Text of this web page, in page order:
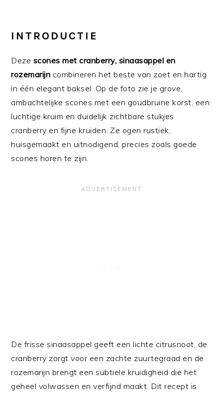
INTRODUCTIE
Deze scones met cranberry, sinaasappel en
rozemarijn combineren het beste van zoet en hartig
in één elegant baksel. Op de foto zie je grove,
ambachtelijke scones met een goudbruine korst, een
luchtige kruim en duidelijk zichtbare stukjes
cranberry en fijne kruiden. Ze ogen rustiek,
huisgemaakt en uitnodigend, precies zoals goede
scones horen te zijn.
De frisse sinaasappel geeft een lichte citrusnoot, de
cranberry zorgt voor een zachte zuurtegraad en de
rozemarijn brengt een subtiele kruidigheid die het
geheel volwassen en verfijnd maakt. Dit recept is